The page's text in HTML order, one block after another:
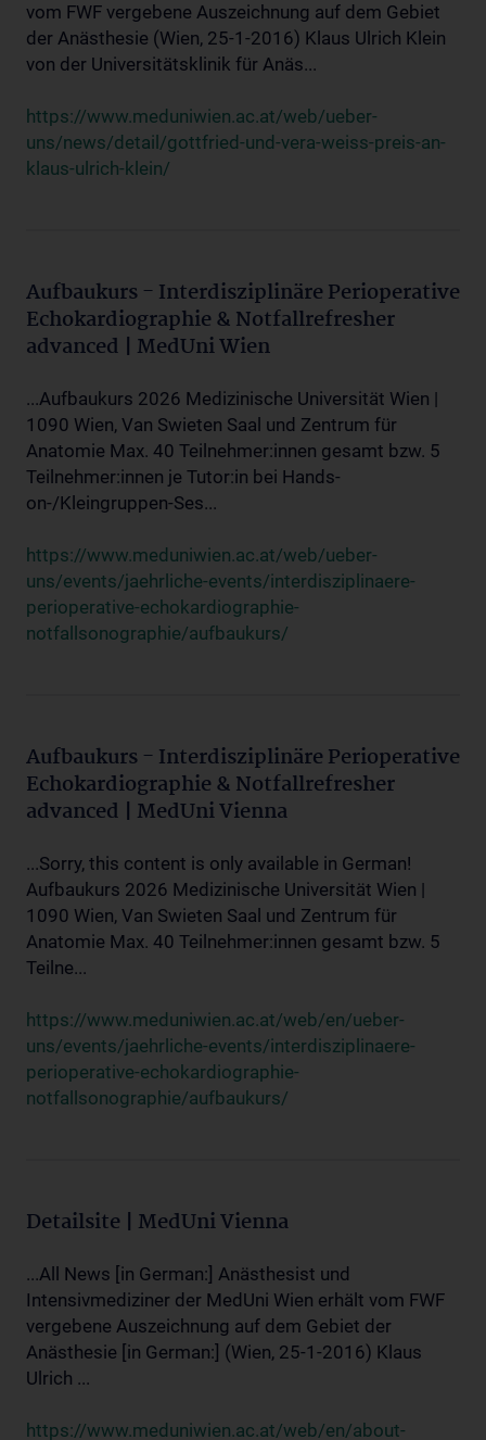
vom FWF vergebene Auszeichnung auf dem Gebiet
der Anästhesie (Wien, 25-1-2016) Klaus Ulrich Klein
von der Universitätsklinik für Anäs...
https://www.meduniwien.ac.at/web/ueber-
uns/news/detail/gottfried-und-vera-weiss-preis-an-
klaus-ulrich-klein/
Aufbaukurs - Interdisziplinäre Perioperative
Echokardiographie & Notfallrefresher
advanced | MedUni Wien
...Aufbaukurs 2026 Medizinische Universität Wien |
1090 Wien, Van Swieten Saal und Zentrum für
Anatomie Max. 40 Teilnehmer:innen gesamt bzw. 5
Teilnehmer:innen je Tutor:in bei Hands-
on-/Kleingruppen-Ses...
https://www.meduniwien.ac.at/web/ueber-
uns/events/jaehrliche-events/interdisziplinaere-
perioperative-echokardiographie-
notfallsonographie/aufbaukurs/
Aufbaukurs - Interdisziplinäre Perioperative
Echokardiographie & Notfallrefresher
advanced | MedUni Vienna
...Sorry, this content is only available in German!
Aufbaukurs 2026 Medizinische Universität Wien |
1090 Wien, Van Swieten Saal und Zentrum für
Anatomie Max. 40 Teilnehmer:innen gesamt bzw. 5
Teilne...
https://www.meduniwien.ac.at/web/en/ueber-
uns/events/jaehrliche-events/interdisziplinaere-
perioperative-echokardiographie-
notfallsonographie/aufbaukurs/
Detailsite | MedUni Vienna
...All News [in German:] Anästhesist und
Intensivmediziner der MedUni Wien erhält vom FWF
vergebene Auszeichnung auf dem Gebiet der
Anästhesie [in German:] (Wien, 25-1-2016) Klaus
Ulrich ...
https://www.meduniwien.ac.at/web/en/about-